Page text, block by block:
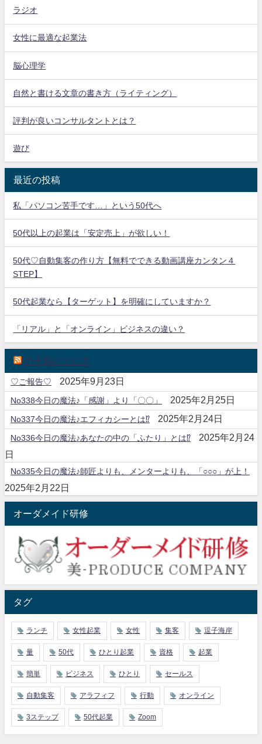
ラジオ
女性に最適な起業法
脳心理学
自然と書ける文章の書き方（ライティング）
評判が良いコンサルタントとは？
遊び
最近の投稿
私「パソコン苦手です…」という50代へ
50代以上の起業は「安定売上」が欲しい！
50代♡自動集客の作り方【無料でできる動画講座カンタン４
STEP】
50代起業なら【ターゲット】を明確にしていますか？
「リアル」と「オンライン」ビジネスの違い？
倉千鶴のブログ
♡ご報告♡ 2025年9月23日
No338今日の魔法♪「感謝」より「〇〇」 2025年2月25日
No337今日の魔法♪エフィカシーとは⁉ 2025年2月24日
No336今日の魔法♪あなたの中の「ふたり」とは⁉
2025年2月24
日
No335今日の魔法♪師匠よりも、メンターよりも、「○○○」が上！
2025年2月22日
オーダメイド研修
タグ
ランチ 女性起業 女性 集客 逗子海岸
量 50代 ひとり起業 資格 起業
簡単 ビジネス ひとり セールス
自動集客 アラフィフ 行動 オンライン
3ステップ 50代起業 Zoom